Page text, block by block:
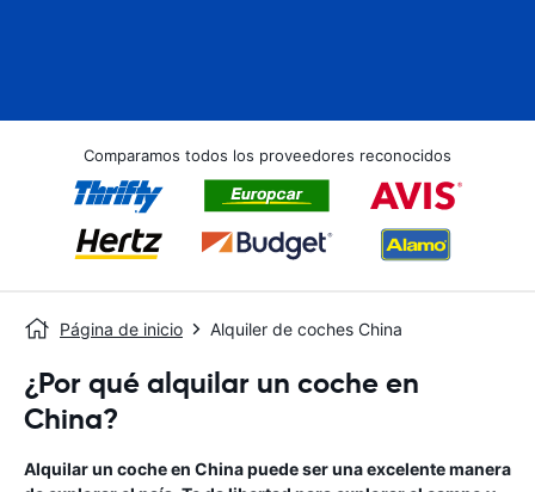
Comparamos todos los proveedores reconocidos
Página de inicio Alquiler de coches China
¿Por qué alquilar un coche en
China?
Alquilar un coche en China puede ser una excelente manera